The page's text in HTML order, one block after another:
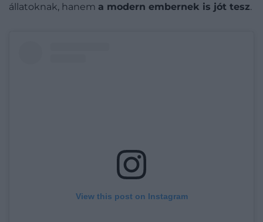
állatoknak, hanem a modern embernek is jót tesz.
View this post on Instagram